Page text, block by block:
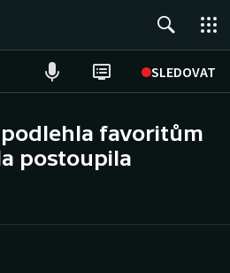
SLEDOVAT
favoritům
postoupila